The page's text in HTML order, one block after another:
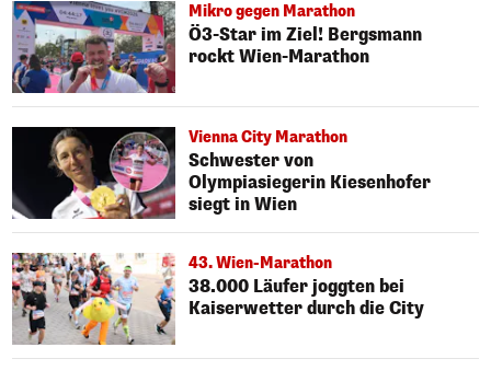
Mikro gegen Marathon
Ö3-Star im Ziel! Bergsmann
rockt Wien-Marathon
Vienna City Marathon
Schwester von
Olympiasiegerin Kiesenhofer
siegt in Wien
43. Wien-Marathon
38.000 Läufer joggten bei
Kaiserwetter durch die City